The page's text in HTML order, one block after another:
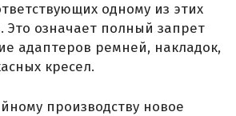
одному из этих
Это означает полный запрет
адаптеров ремней, накладок,
кресел.
производству новое